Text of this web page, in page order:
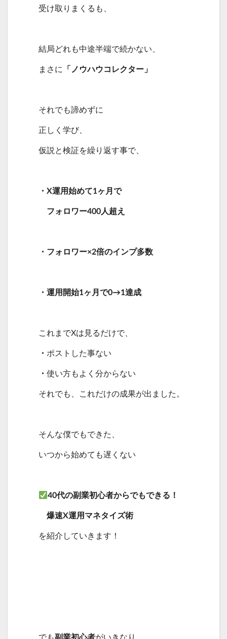
受け取りまくるも、
結局どれも中途半端で続かない、
まさに 「ノウハウコレクター」
それでも諦めずに
正しく学び、
仮説と検証を繰り返す事で、
・X運用始めて1ヶ月で
フォロワー400人超え
・フォロワー×2倍のインプ多数
・運用開始1ヶ月で0→1達成
これまでXは見るだけで、
・ ポストした事ない
・ 使い方もよく分からない
それでも、これだけの成果が出ました。
そんな僕でもできた、
いつから始めても遅くない
40代の副業初心者からでもできる！
爆速X運用マネタイズ術
を紹介していきます！
でも副業初心者がいきなり